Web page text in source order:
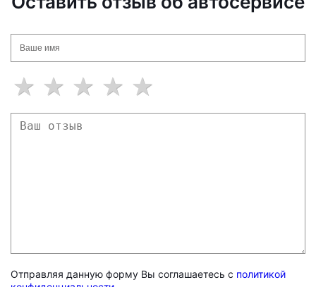
Отправляя данную форму Вы соглашаетесь с политикой